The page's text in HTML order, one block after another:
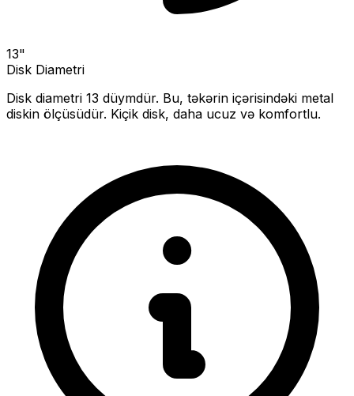
13"
Disk Diametri
Disk diametri 13 düymdür. Bu, təkərin içərisindəki metal
diskin ölçüsüdür. Kiçik disk, daha ucuz və komfortlu.